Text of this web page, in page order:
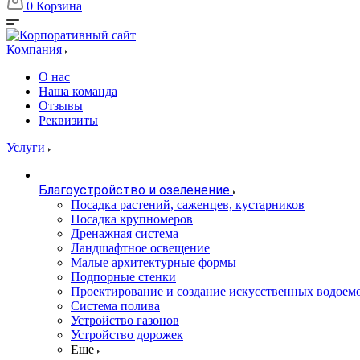
0 Корзина
Компания
О нас
Наша команда
Отзывы
Реквизиты
Услуги
Благоустройство и озеленение
Посадка растений, саженцев, кустарников
Посадка крупномеров
Дренажная система
Ландшафтное освещение
Малые архитектурные формы
Подпорные стенки
Проектирование и создание искусственных
Система полива
Устройство газонов
Устройство дорожек
Еще